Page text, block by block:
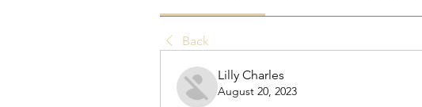
Back
Lilly Charles
August 20, 2023